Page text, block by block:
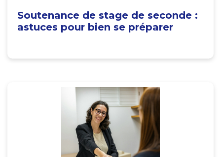
Soutenance de stage de seconde :
astuces pour bien se préparer